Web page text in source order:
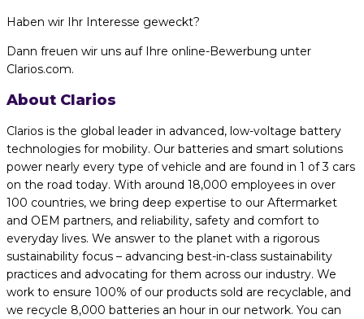
Haben wir Ihr Interesse geweckt?
Dann freuen wir uns auf Ihre online-Bewerbung unter
Clarios.com.
About Clarios
Clarios is the global leader in advanced, low-voltage battery
technologies for mobility. Our batteries and smart solutions
power nearly every type of vehicle and are found in 1 of 3 cars
on the road today. With around 18,000 employees in over
100 countries, we bring deep expertise to our Aftermarket
and OEM partners, and reliability, safety and comfort to
everyday lives. We answer to the planet with a rigorous
sustainability focus – advancing best-in-class sustainability
practices and advocating for them across our industry. We
work to ensure 100% of our products sold are recyclable, and
we recycle 8,000 batteries an hour in our network. You can